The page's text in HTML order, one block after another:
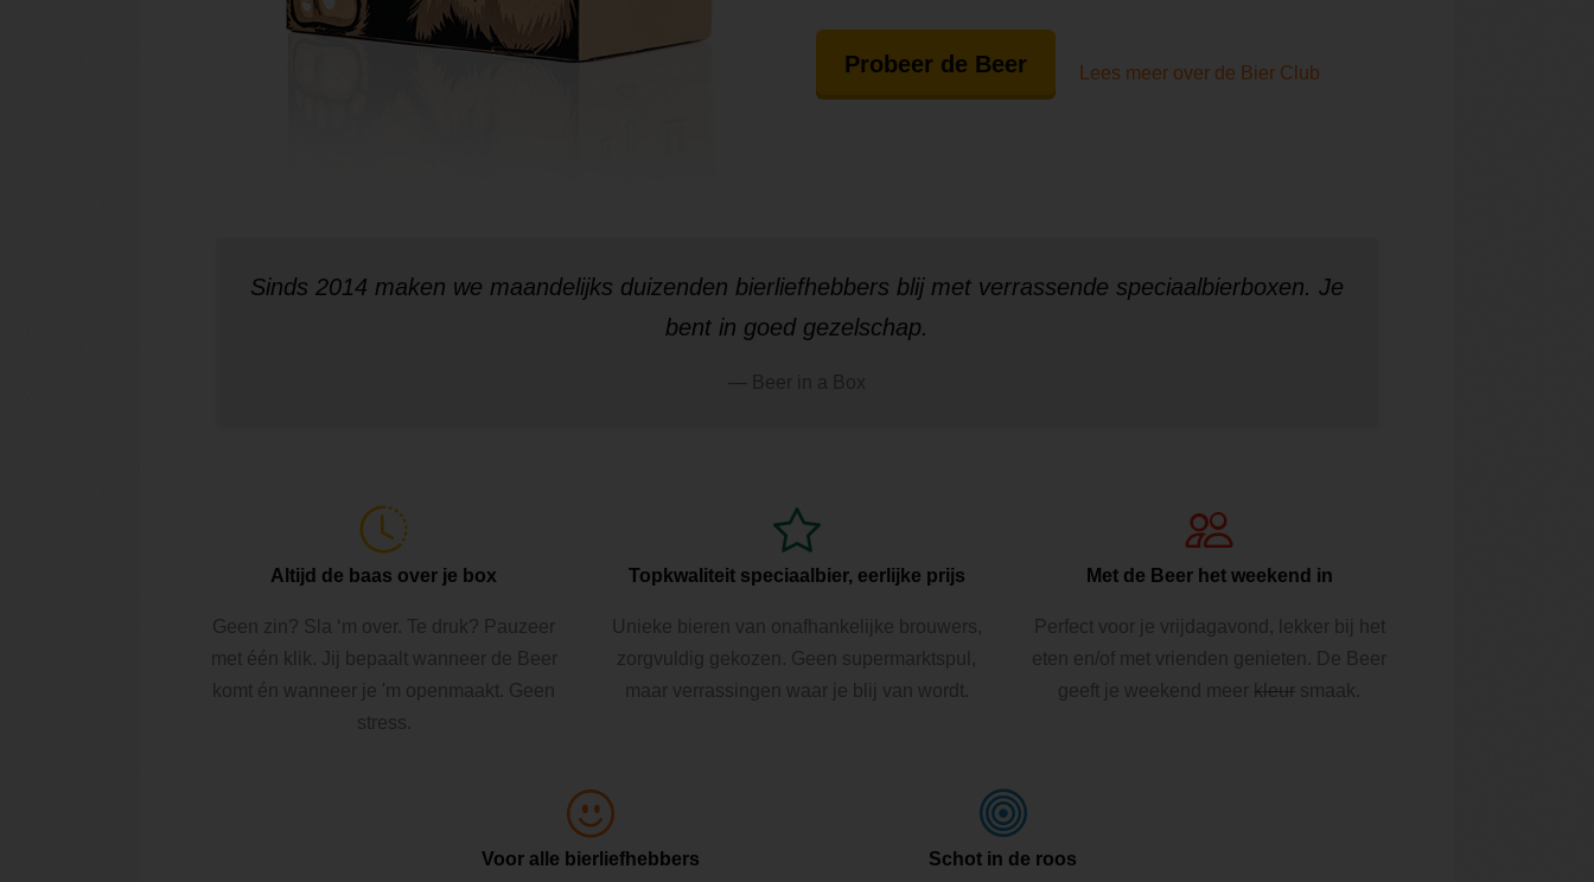
Probeer de Beer Lees meer over de Bier Club
Sinds 2014 maken we maandelijks duizenden bierliefhebbers blij met verrassende speciaalbierboxen. Je
bent in goed gezelschap.
Beer in a Box
Altijd de baas over je box
Geen zin? Sla ‘m over. Te druk? Pauzeer
met één klik. Jij bepaalt wanneer de Beer
komt én wanneer je 'm openmaakt. Geen
stress.
Topkwaliteit speciaalbier, eerlijke prijs
Unieke bieren van onafhankelijke brouwers,
zorgvuldig gekozen. Geen supermarktspul,
maar verrassingen waar je blij van wordt.
Met de Beer het weekend in
Perfect voor je vrijdagavond, lekker bij het
eten en/of met vrienden genieten. De Beer
geeft je weekend meer kleur smaak.
Voor alle bierliefhebbers Schot in de roos